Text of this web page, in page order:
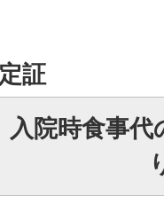
証
入院時食事